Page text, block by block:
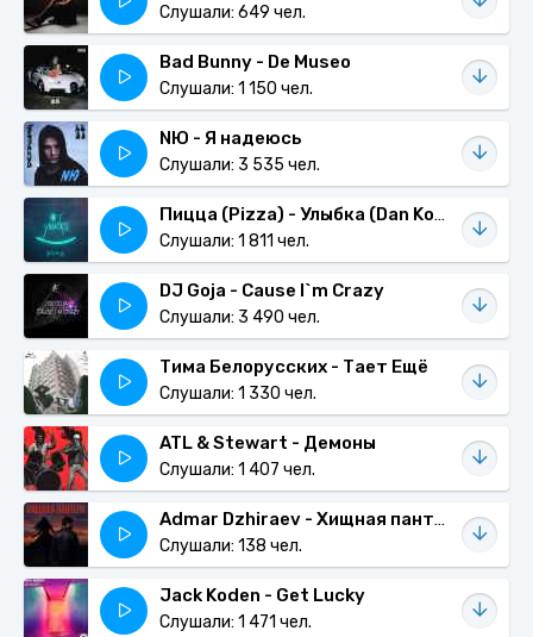
Слушали: 649 чел.
Bad Bunny - De Museo
Слушали: 1 150 чел.
NЮ - Я надеюсь
Слушали: 3 535 чел.
Пицца (Pizza) - Улыбка (Dan Korshunov Remix)
Слушали: 1 811 чел.
DJ Goja - Cause I`m Crazy
Слушали: 3 490 чел.
Тима Белорусских - Тает Ещё
Слушали: 1 330 чел.
ATL & Stewart - Демоны
Слушали: 1 407 чел.
Admar Dzhiraev - Хищная пантера
Слушали: 138 чел.
Jack Koden - Get Lucky
Слушали: 1 471 чел.